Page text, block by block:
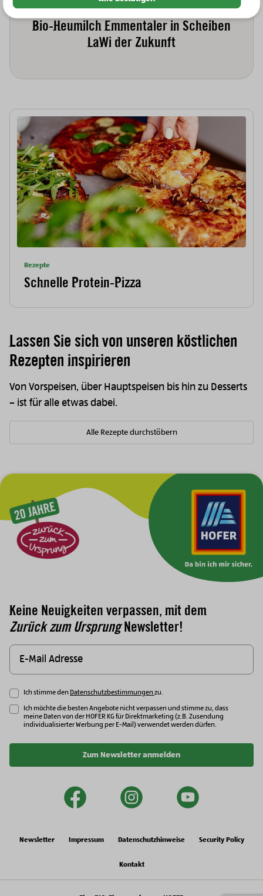
Landwirtschaft der Zukunft, Bio-Milch und Milchprodukte
Bio-Heumilch Emmentaler in Scheiben
LaWi der Zukunft
Rezepte
Schnelle Protein-Pizza
Lassen Sie sich von unseren köstlichen
Rezepten inspirieren
Von Vorspeisen, über Hauptspeisen bis hin zu Desserts
– ist für alle etwas dabei.
Alle Rezepte durchstöbern
Zur Hauptnavigation
Keine Neuigkeiten verpassen, mit dem
Zurück zum UrsprungNewsletter!
Ich stimme den Datenschutzbestimmungenzu.
Ich möchte die besten Angebote nicht verpassen und stimme zu, dass
meine Daten von der HOFER KG für Direktmarketing (z.B. Zusendung
individualisierter Werbung per E-Mail) verwendet werden dürfen.
Zum Newsletter anmelden
facebookinstagram
Newsletter Impressum Datenschutzhinweise Security Policy
Kontakt